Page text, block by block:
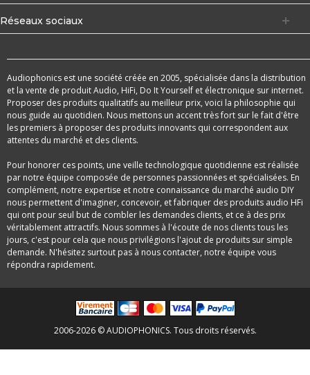
Réseaux sociaux
Audiophonics est une société créée en 2005, spécialisée dans la distribution
et la vente de produit Audio, HiFi, Do It Yourself et électronique sur internet.
Proposer des produits qualitatifs au meilleur prix, voici la philosophie qui
nous guide au quotidien. Nous mettons un accent très fort sur le fait d'être
les premiers à proposer des produits innovants qui correspondent aux
attentes du marché et des clients.
Pour honorer ces points, une veille technologique quotidienne est réalisée
par notre équipe composée de personnes passionnées et spécialisées. En
complément, notre expertise et notre connaissance du marché audio DIY
nous permettent d'imaginer, concevoir, et fabriquer des produits audio HFi
qui ont pour seul but de combler les demandes clients, et ce à des prix
véritablement attractifs. Nous sommes à l'écoute de nos clients tous les
jours, c'est pour cela que nous privilégions l'ajout de produits sur simple
demande. N'hésitez surtout pas à nous contacter, notre équipe vous
répondra rapidement.
2006-2026 © AUDIOPHONICS. Tous droits réservés.